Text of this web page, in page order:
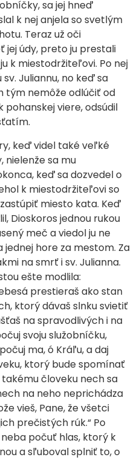
sa jej hneď
k nej anjela so svetlým
Teraz už oči
jej údy, preto ju prestali
k miestodržiteľovi. Po nej
Juliannu, no keď sa
tým nemôže odlúčiť od
pohanskej viere, odsúdil
keď videl také veľké
nielenže sa mu
keď sa dozvedel o
k miestodržiteľovi so
miesto kata. Keď
Dioskoros jednou rukou
meč a viedol ju ne
hore za mestom. Za
na smrť i sv. Julianna.
ešte modlila:
prestieraš ako stan
ktorý dávaš slnku svietiť
na spravodlivých i na
svoju služobníčku,
ma, ó Kráľu, a daj
ktorý bude spomínať
človeku nech sa
na neho neprichádza
vieš, Pane, že všetci
prečistých rúk.“ Po
počuť hlas, ktorý k
a sľuboval splniť to, o